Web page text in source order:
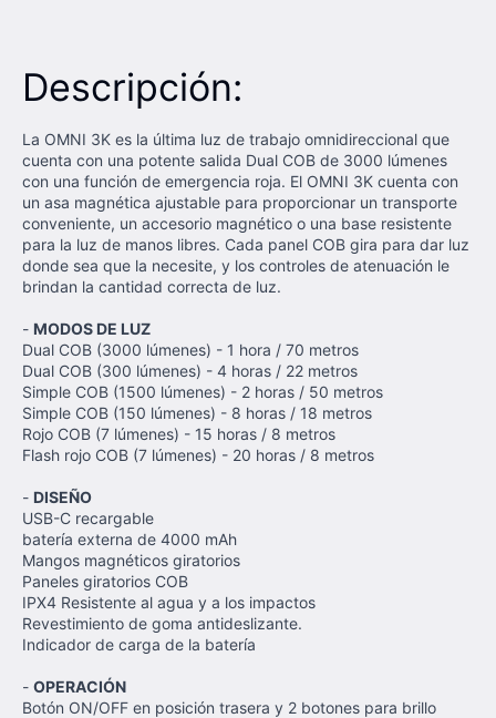
Descripción:
La OMNI 3K es la última luz de trabajo omnidireccional que
cuenta con una potente salida Dual COB de 3000 lúmenes
con una función de emergencia roja. El OMNI 3K cuenta con
un asa magnética ajustable para proporcionar un transporte
conveniente, un accesorio magnético o una base resistente
para la luz de manos libres. Cada panel COB gira para dar luz
donde sea que la necesite, y los controles de atenuación le
brindan la cantidad correcta de luz.
- MODOS DE LUZ
Dual COB (3000 lúmenes) - 1 hora / 70 metros
Dual COB (300 lúmenes) - 4 horas / 22 metros
Simple COB (1500 lúmenes) - 2 horas / 50 metros
Simple COB (150 lúmenes) - 8 horas / 18 metros
Rojo COB (7 lúmenes) - 15 horas / 8 metros
Flash rojo COB (7 lúmenes) - 20 horas / 8 metros
- DISEÑO
USB-C recargable
batería externa de 4000 mAh
Mangos magnéticos giratorios
Paneles giratorios COB
IPX4 Resistente al agua y a los impactos
Revestimiento de goma antideslizante.
Indicador de carga de la batería
- OPERACIÓN
Botón ON/OFF en posición trasera y 2 botones para brillo